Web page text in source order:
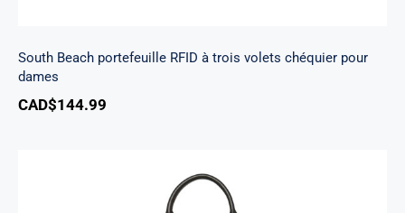
South Beach portefeuille RFID à trois volets chéquier pour
dames
CAD$144.99